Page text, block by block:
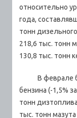
относительно
года,
тонн
218,6 тыс. тонн
130,8 тыс. тонн
В феврале
бензина (-1,5%
тонн
тыс. тонн